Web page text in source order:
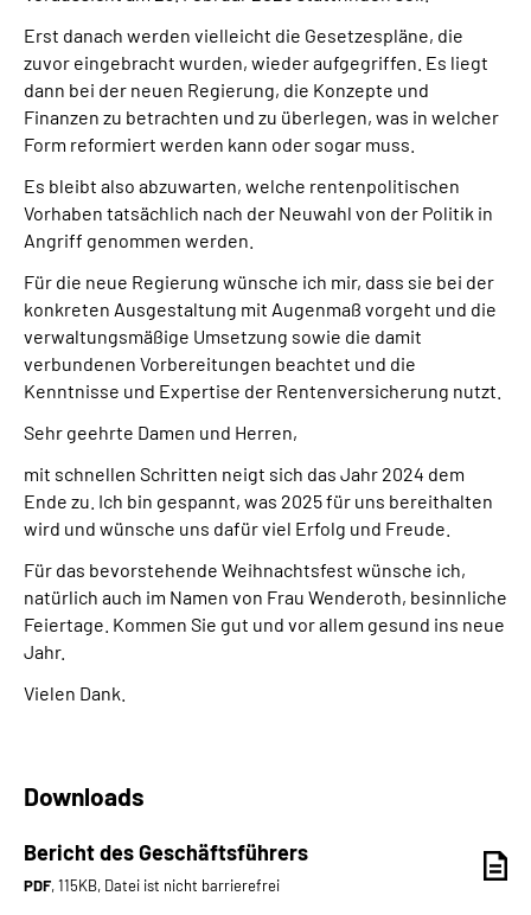
Erst danach werden vielleicht die Gesetzespläne, die
zuvor eingebracht wurden, wieder aufgegriffen. Es liegt
dann bei der neuen Regierung, die Konzepte und
Finanzen zu betrachten und zu überlegen, was in welcher
Form reformiert werden kann oder sogar muss.
Es bleibt also abzuwarten, welche rentenpolitischen
Vorhaben tatsächlich nach der Neuwahl von der Politik in
Angriff genommen werden.
Für die neue Regierung wünsche ich mir, dass sie bei der
konkreten Ausgestaltung mit Augenmaß vorgeht und die
verwaltungsmäßige Umsetzung sowie die damit
verbundenen Vorbereitungen beachtet und die
Kenntnisse und Expertise der Rentenversicherung nutzt.
Sehr geehrte Damen und Herren,
mit schnellen Schritten neigt sich das Jahr 2024 dem
Ende zu. Ich bin gespannt, was 2025 für uns bereithalten
wird und wünsche uns dafür viel Erfolg und Freude.
Für das bevorstehende Weihnachtsfest wünsche ich,
natürlich auch im Namen von Frau Wenderoth, besinnliche
Feiertage. Kommen Sie gut und vor allem gesund ins neue
Jahr.
Vielen Dank.
Downloads
Bericht des Geschäftsführers
PDF, 115KB, Datei ist nicht barrierefrei